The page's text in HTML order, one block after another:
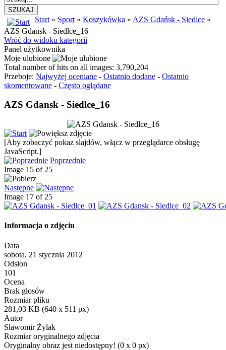
SZUKAJ
Start » Sport » Koszykówka » AZS Gdańsk - Siedlce »
AZS Gdansk - Siedlce_16
Wróć do widoku kategorii
Panel użytkownika
Moje ulubione
Total number of hits on all images: 3,790,204
Przeboje: Najwyżej oceniane - Ostatnio dodane - Ostatnio
skomentowane - Często oglądane
AZS Gdansk - Siedlce_16
[Aby zobaczyć pokaz slajdów, włącz w przeglądarce obsługę
JavaScript.]
Poprzednie
Image 15 of 25
Następne
Image 17 of 25
Informacja o zdjęciu
Data
sobota, 21 stycznia 2012
Odsłon
101
Ocena
Brak głosów
Rozmiar pliku
281,03 KB (640 x 511 px)
Autor
Sławomir Żylak
Rozmiar oryginalnego zdjęcia
Oryginalny obraz jest niedostępny! (0 x 0 px)